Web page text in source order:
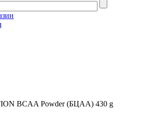
BCAA Powder (БЦАА) 430 g